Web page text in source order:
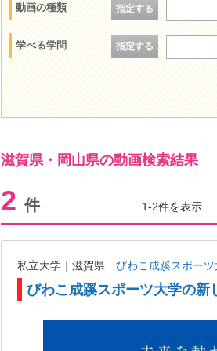
動画の種類 指定する
学べる学問 指定する
滋賀県・岡山県の動画検索結果
2 件 1-2件を表示
私立大学｜滋賀県 びわこ成蹊スポーツ
びわこ成蹊スポーツ大学の新